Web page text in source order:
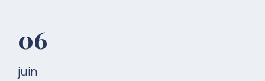
06
juin